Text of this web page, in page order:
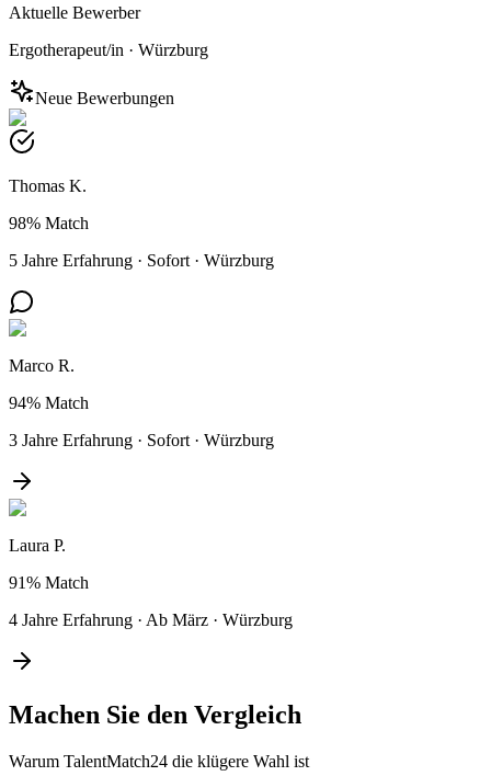
Aktuelle Bewerber
Ergotherapeut/in · Würzburg
Neue Bewerbungen
Thomas K.
98% Match
5 Jahre Erfahrung · Sofort · Würzburg
Marco R.
94% Match
3 Jahre Erfahrung · Sofort · Würzburg
Laura P.
91% Match
4 Jahre Erfahrung · Ab März · Würzburg
Machen Sie den Vergleich
Warum TalentMatch24 die klügere Wahl ist